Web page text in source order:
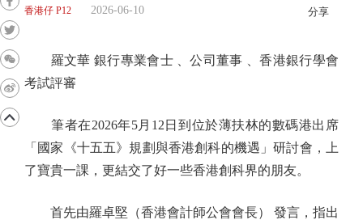
香港仔 P12 2026-06-10 分享
羅文華 銀行專業會士 、公司董事 、香港銀行學會
考試評審
筆者在2026年5月12日到位於薄扶林的數碼港出席
「國家《十五五》規劃與香港創科的機遇」研討會，上
了寶貴一課，更結交了好一些香港創科界的朋友。
首先由羅卓堅（香港會計師公會會長） 發言，指出